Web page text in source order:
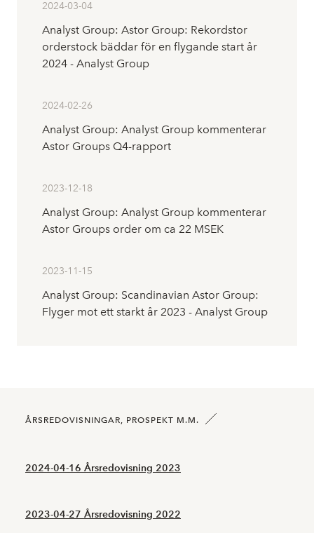
2024-03-04
Analyst Group: Astor Group: Rekordstor
orderstock bäddar för en flygande start år
2024 - Analyst Group
2024-02-26
Analyst Group: Analyst Group kommenterar
Astor Groups Q4-rapport
2023-12-18
Analyst Group: Analyst Group kommenterar
Astor Groups order om ca 22 MSEK
2023-11-15
Analyst Group: Scandinavian Astor Group:
Flyger mot ett starkt år 2023 - Analyst Group
ÅRSREDOVISNINGAR, PROSPEKT M.M.
2024-04-16 Årsredovisning 2023
2023-04-27 Årsredovisning 2022